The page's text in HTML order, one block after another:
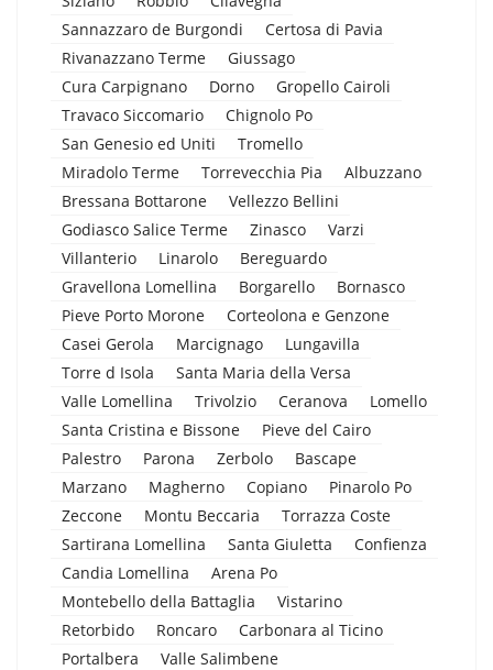
Sannazzaro de Burgondi
Certosa di Pavia
Rivanazzano Terme
Giussago
Cura Carpignano
Dorno
Gropello Cairoli
Travaco Siccomario
Chignolo Po
San Genesio ed Uniti
Tromello
Miradolo Terme
Torrevecchia Pia
Albuzzano
Bressana Bottarone
Vellezzo Bellini
Godiasco Salice Terme
Zinasco
Varzi
Villanterio
Linarolo
Bereguardo
Gravellona Lomellina
Borgarello
Bornasco
Pieve Porto Morone
Corteolona e Genzone
Casei Gerola
Marcignago
Lungavilla
Torre d Isola
Santa Maria della Versa
Valle Lomellina
Trivolzio Ceranova
Lomello
Santa Cristina e Bissone
Pieve del Cairo
Palestro
Parona Zerbolo
Bascape
Marzano
Magherno Copiano
Pinarolo Po
Zeccone
Montu Beccaria
Torrazza Coste
Sartirana Lomellina
Santa Giuletta
Confienza
Candia Lomellina
Arena Po
Montebello della Battaglia
Vistarino
Retorbido
Roncaro
Carbonara al Ticino
Portalbera
Valle Salimbene